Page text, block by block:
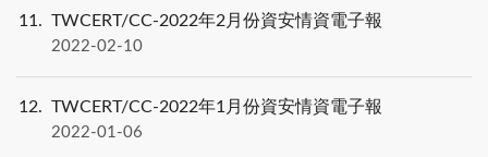
11 TWCERT/CC-2022年2月份資安情資電子報
2022-02-10
12 TWCERT/CC-2022年1月份資安情資電子報
2022-01-06